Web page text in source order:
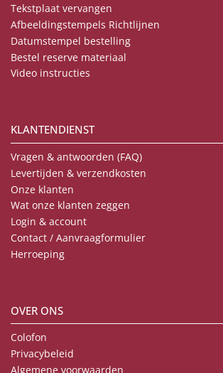
Tekstplaat vervangen
Afbeeldingstempels Richtlijnen
Datumstempel bestelling
Bestel reserve materiaal
Video instructies
KLANTENDIENST
Vragen & antwoorden (FAQ)
Levertijden & verzendkosten
Onze klanten
Wat onze klanten zeggen
Login & account
Contact / Aanvraagformulier
Herroeping
OVER ONS
Colofon
Privacybeleid
Algemene voorwaarden